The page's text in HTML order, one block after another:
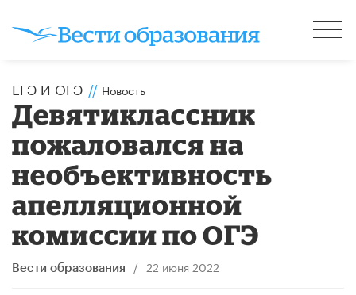
ЕГЭ И ОГЭ // Новость
Девятиклассник
пожаловался на
необъективность
апелляционной
комиссии по ОГЭ
Вести образования / 22 июня 2022